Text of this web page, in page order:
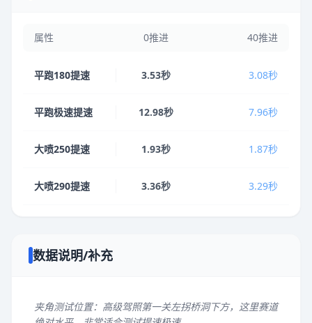
属性 0推进 40推进
平跑180提速 3.53秒 3.08秒
平跑极速提速 12.98秒 7.96秒
大喷250提速 1.93秒 1.87秒
大喷290提速 3.36秒 3.29秒
数据说明/补充
夹角测试位置：高级驾照第一关左拐桥洞下方，这里赛道